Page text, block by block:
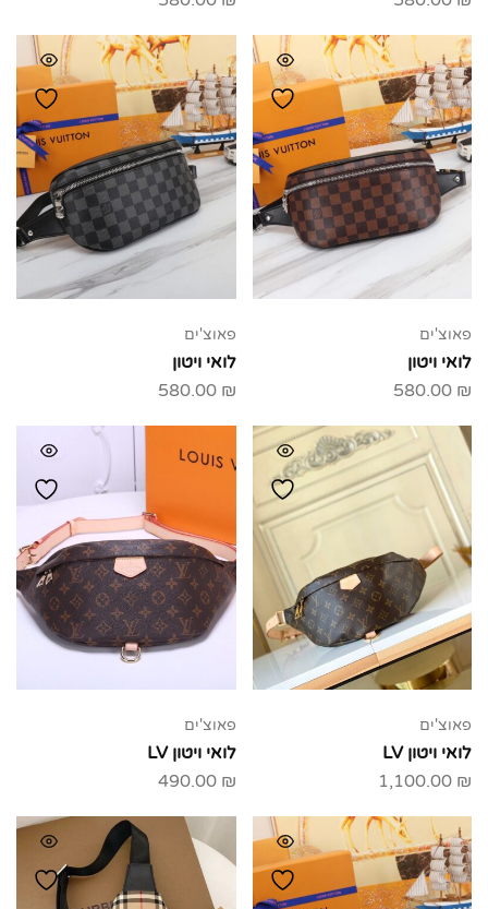
פאוצ'ים
לואי ויטון
580.00 ₪
פאוצ'ים
לואי ויטון
580.00 ₪
פאוצ'ים
לואי ויטון LV
1,100.00 ₪
פאוצ'ים
לואי ויטון LV
490.00 ₪